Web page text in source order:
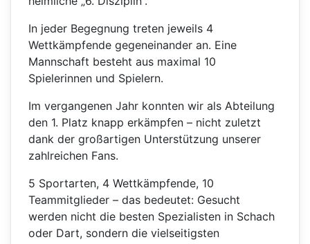
In jeder Begegnung treten jeweils 4
Wettkämpfende gegeneinander an. Eine
Mannschaft besteht aus maximal 10
Spielerinnen und Spielern.
Im vergangenen Jahr konnten wir als Abteilung
den 1. Platz knapp erkämpfen – nicht zuletzt
dank der großartigen Unterstützung unserer
zahlreichen Fans.
5 Sportarten, 4 Wettkämpfende, 10
Teammitglieder – das bedeutet: Gesucht
werden nicht die besten Spezialisten in Schach
oder Dart, sondern die vielseitigsten